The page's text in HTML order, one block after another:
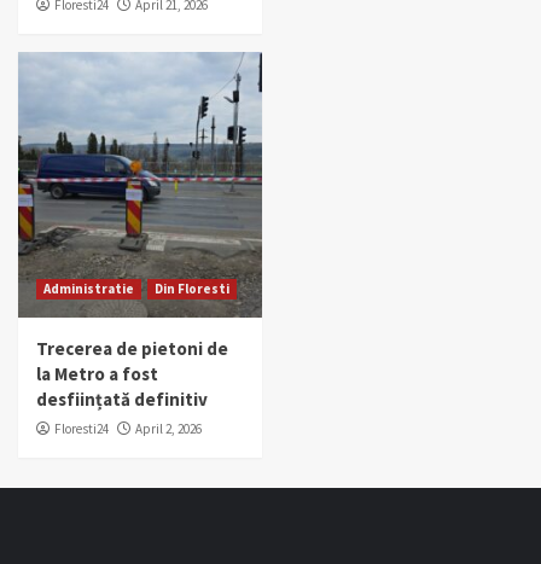
Floresti24 April 21, 2026
Administratie Din Floresti
Trecerea de pietoni de
la Metro a fost
desființată definitiv
Floresti24 April 2, 2026